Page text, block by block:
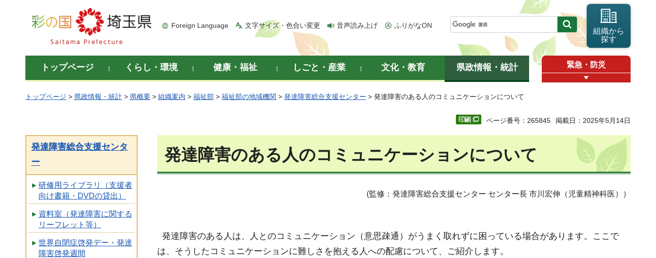
彩の国 埼玉県
Foreign Language 文字サイズ・色合い変更 音声読み上げ ふりがなON
組織から
探す
トップページ くらし・環境 健康・福祉 しごと・産業 文化・教育 県政情報・統計 緊急・防災
トップページ > 県政情報・統計 > 県概要 > 組織案内 > 福祉部 > 福祉部の地域機関 > 発達障害総合支援センター > 発達障害のある人のコミュニケーションについて
ページ番号：265845 掲載日：2025年5月14日
発達障害総合支援センタ
ー
研修用ライブラリ（支援者
向け書籍・DVDの貸出）
資料室（発達障害に関する
リーフレット等）
世界自閉症啓発デー・発達
障害啓発週間
発達障害のある人のコミュニケーションについて
(監修：発達障害総合支援センター センター長 市川宏伸（児童精神科医））
発達障害のある人は、人とのコミュニケーション（意思疎通）がうまく取れずに困っている場合があります。 ここで
は、そうしたコミュニケーションに難しさを抱える人への配慮について、ご紹介します。